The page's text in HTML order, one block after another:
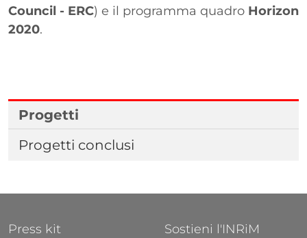
Council - ERC) e il programma quadro Horizon
2020.
Elenco
Progetti
Progetti conclusi
FOOTER 1
Press kit
FOOTER 2
Sostieni l'INRiM